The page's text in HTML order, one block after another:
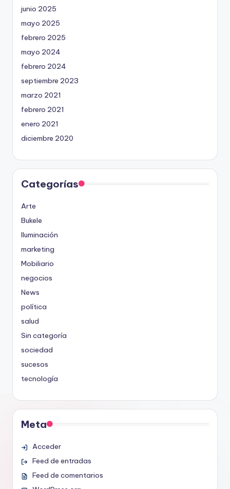
junio 2025
mayo 2025
febrero 2025
mayo 2024
febrero 2024
septiembre 2023
marzo 2021
febrero 2021
enero 2021
diciembre 2020
Categorías
Arte
Bukele
Iluminación
marketing
Mobiliario
negocios
News
política
salud
Sin categoría
sociedad
sucesos
tecnología
Meta
Acceder
Feed de entradas
Feed de comentarios